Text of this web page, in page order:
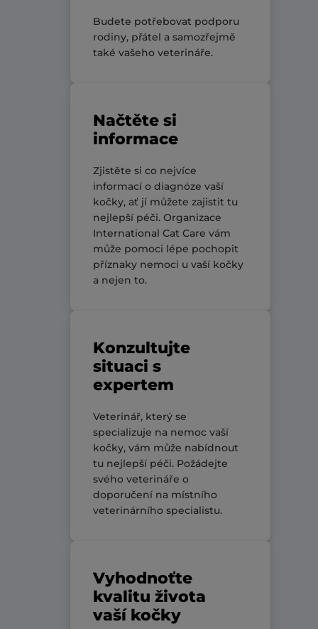
Budete potřebovat podporu
rodiny, přátel a samozřejmě
také vašeho veterináře.
Načtěte si
informace
Zjistěte si co nejvíce
informací o diagnóze vaší
kočky, ať jí můžete zajistit tu
nejlepší péči. Organizace
International Cat Care vám
může pomoci lépe pochopit
příznaky nemoci u vaší kočky
a nejen to.
Konzultujte
situaci s
expertem
Veterinář, který se
specializuje na nemoc vaší
kočky, vám může nabídnout
tu nejlepší péči. Požádejte
svého veterináře o
doporučení na místního
veterinárního specialistu.
Vyhodnoťte
kvalitu života
vaší kočky